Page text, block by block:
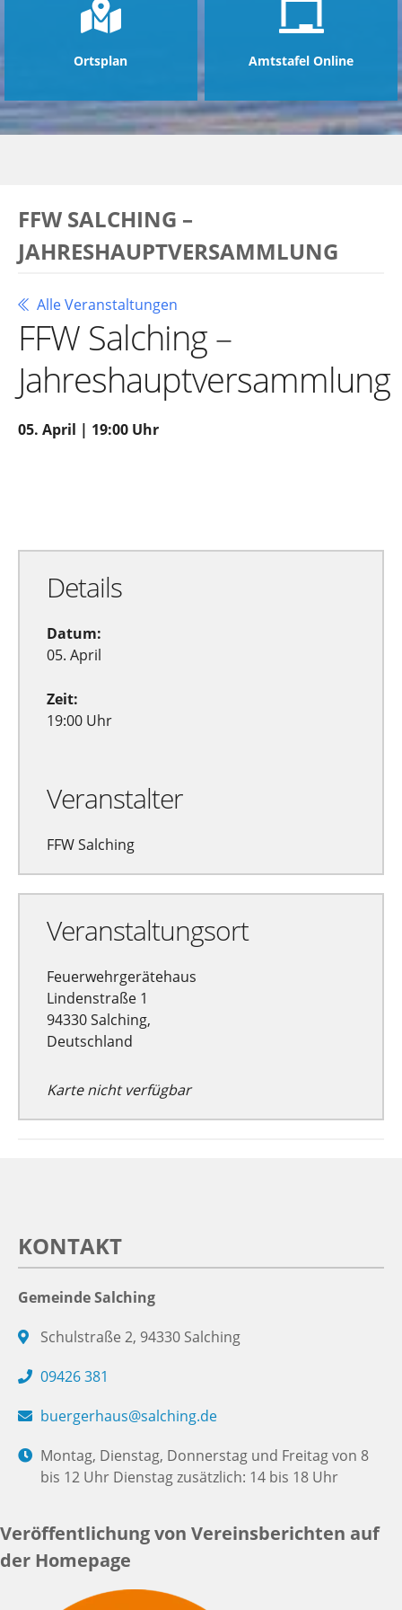
Ortsplan Amtstafel Online
FFW SALCHING –
JAHRESHAUPTVERSAMMLUNG
Alle Veranstaltungen
FFW Salching –
Jahreshauptversammlung
05. April | 19:00 Uhr
Details
Datum:
05. April
Zeit:
19:00 Uhr
Veranstalter
FFW Salching
Veranstaltungsort
Feuerwehrgerätehaus
Lindenstraße 1
94330 Salching,
Deutschland
Karte nicht verfügbar
KONTAKT
Gemeinde Salching
Schulstraße 2, 94330 Salching
09426 381
buergerhaus@salching.de
Montag, Dienstag, Donnerstag und Freitag von 8
bis 12 Uhr Dienstag zusätzlich: 14 bis 18 Uhr
Veröffentlichung von Vereinsberichten auf
der Homepage